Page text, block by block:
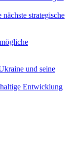
strategische
und seine
Entwicklung